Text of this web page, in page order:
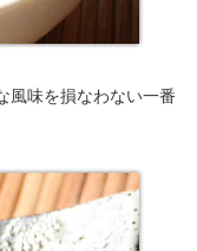
風味を損なわない一番